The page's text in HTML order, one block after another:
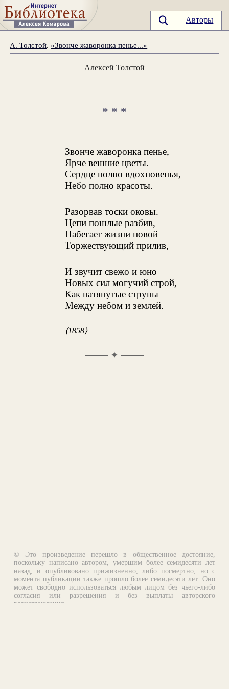
Авторы
А. Толстой. «Звонче жаворонка пенье...»
Алексей Толстой
* * *
Звонче жаворонка пенье,
Ярче вешние цветы.
Сердце полно вдохновенья,
Небо полно красоты.
Разорвав тоски оковы.
Цепи пошлые разбив,
Набегает жизни новой
Торжествующий прилив,
И звучит свежо и юно
Новых сил могучий строй,
Как натянутые струны
Между небом и землей.
⟨1858⟩
✦
© Это произведение перешло в общественное достояние,
поскольку написано автором, умершим более семидесяти лет
назад, и опубликовано прижизненно, либо посмертно, но с
момента публикации также прошло более семидесяти лет. Оно
может свободно использоваться любым лицом без чьего-либо
согласия или разрешения и без выплаты авторского
вознаграждения.